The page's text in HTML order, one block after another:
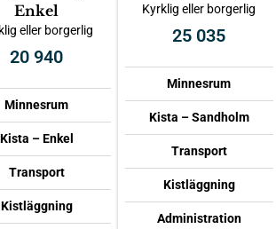
Enkel
eller borgerlig
20 940
Minnesrum
Kista – Enkel
Transport
Kistläggning
Kyrklig eller borgerlig
25 035
Minnesrum
Kista – Sandholm
Transport
Kistläggning
Administration